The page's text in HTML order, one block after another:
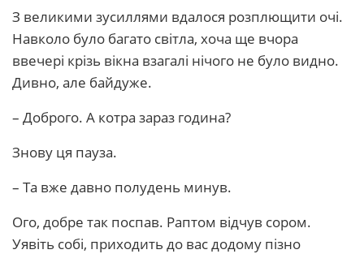
З великими зусиллями вдалося розплющити очі.
Навколо було багато світла, хоча ще вчора
ввечері крізь вікна взагалі нічого не було видно.
Дивно, але байдуже.
– Доброго. А котра зараз година?
Знову ця пауза.
– Та вже давно полудень минув.
Ого, добре так поспав. Раптом відчув сором.
Уявіть собі, приходить до вас додому пізно